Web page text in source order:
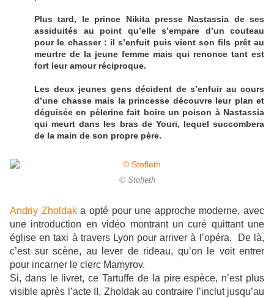
Plus tard, le prince Nikita presse Nastassia de ses
assiduités au point qu’elle s’empare d’un couteau
pour le chasser : il s’enfuit puis vient son fils prêt au
meurtre de la jeune femme mais qui renonce tant est
fort leur amour réciproque.
Les deux jeunes gens décident de s’enfuir au cours
d’une chasse mais la princesse découvre leur plan et
déguisée en pèlerine fait boire un poison à Nastassia
qui meurt dans les bras de Youri, lequel succombera
de la main de son propre père.
© Stofleth
Andriy Zholdaka opté pour une approche moderne, avec
une introduction en vidéo montrant un curé quittant une
église en taxi à travers Lyon pour arriver à l’opéra. De là,
c’est sur scène, au lever de rideau, qu’on le voit entrer
pour incarner le clerc Mamyrov.
Si, dans le livret, ce Tartuffe de la pire espèce, n’est plus
visible après l’acte II, Zholdak au contraire l’inclut jusqu’au